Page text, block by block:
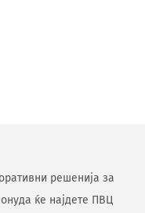
решенија за
ќе најдете ПВЦ